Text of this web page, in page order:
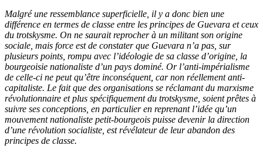
Malgré une ressemblance superficielle, il y a donc bien une
différence en termes de classe entre les principes de Guevara et ceux
du trotskysme. On ne saurait reprocher à un militant son origine
sociale, mais force est de constater que Guevara n’a pas, sur
plusieurs points, rompu avec l’idéologie de sa classe d’origine, la
bourgeoisie nationaliste d’un pays dominé. Or l’anti-impérialisme
de celle-ci ne peut qu’être inconséquent, car non réellement anti-
capitaliste. Le fait que des organisations se réclamant du marxisme
révolutionnaire et plus spécifiquement du trotskysme, soient prêtes à
suivre ses conceptions, en particulier en reprenant l’idée qu’un
mouvement nationaliste petit-bourgeois puisse devenir la direction
d’une révolution socialiste, est révélateur de leur abandon des
principes de classe.